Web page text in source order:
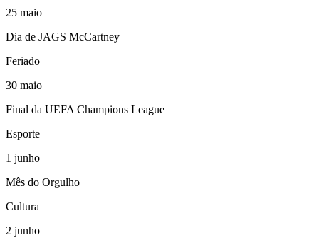
25 maio
Dia de JAGS McCartney
Feriado
30 maio
Final da UEFA Champions League
Esporte
1 junho
Mês do Orgulho
Cultura
2 junho